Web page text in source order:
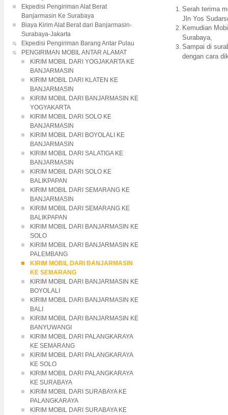
Ekpedisi Pengiriman Alat Berat
Banjarmasin Ke Surabaya
Biaya Kirim Alat Berat dari Banjarmasin-
Surabaya-Jakarta
Ekpedisi Pengiriman Barang Antar Pulau
PENGIRIMAN MOBIL ANTAR ALAMAT
KIRIM MOBIL DARI YOGJAKARTA KE
BANJARMASIN
KIRIM MOBIL DARI KLATEN KE
BANJARMASIN
KIRIM MOBIL DARI BANJARMASIN KE
YOGYAKARTA
KIRIM MOBIL DARI SOLO KE
BANJARMASIN
KIRIM MOBIL DARI BOYOLALI KE
BANJARMASIN
KIRIM MOBIL DARI SALATIGA KE
BANJARMASIN
KIRIM MOBIL DARI SOLO KE
BALIKPAPAN
KIRIM MOBIL DARI SEMARANG KE
BANJARMASIN
KIRIM MOBIL DARI SEMARANG KE
BALIKPAPAN
KIRIM MOBIL DARI BANJARMASIN KE
SOLO
KIRIM MOBIL DARI BANJARMASIN KE
PALEMBANG
KIRIM MOBIL DARI BANJARMASIN
KE SEMARANG
KIRIM MOBIL DARI BANJARMASIN KE
BOYOLALI
KIRIM MOBIL DARI BANJARMASIN KE
BALI
KIRIM MOBIL DARI BANJARMASIN KE
BANYUWANGI
KIRIM MOBIL DARI PALANGKARAYA
KE SEMARANG
KIRIM MOBIL DARI PALANGKARAYA
KE SOLO
KIRIM MOBIL DARI PALANGKARAYA
KE SURABAYA
KIRIM MOBIL DARI SURABAYA KE
PALANGKARAYA
KIRIM MOBIL DARI SURABAYA KE
Serah terima
Jln Yos
Kemudian
Surabaya,
Sampai di
dengan cara